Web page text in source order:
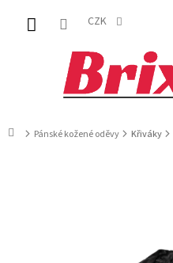
obsah
CZK
DomůPánské kožené oděvy Křiváky